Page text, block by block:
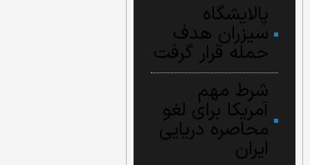
پالایشگاه
سیزران هدف
حمله قرار گرفت
شرط مهم
آمریکا برای لغو
محاصره دریایی
ایران